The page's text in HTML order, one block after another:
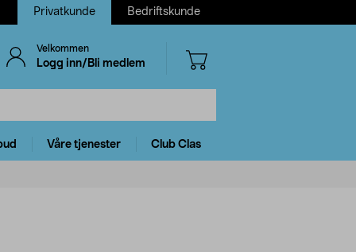
Privatkunde Bedriftskunde
Velkommen
Logg inn/Bli medlem
Våre tjenester Club Clas